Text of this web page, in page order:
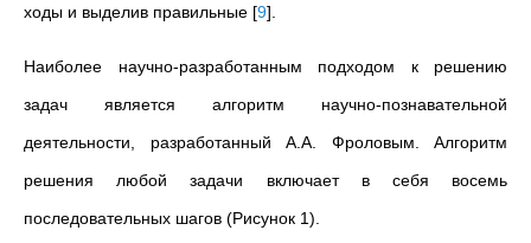
ходы и выделив правильные [9]
Наиболее научно-разработанным подходом к решению
задач является алгоритм научно-познавательной
деятельности, разработанный А.А. Фроловым. Алгоритм
решения любой задачи включает в себя восемь
последовательных шагов (Рисунок 1).